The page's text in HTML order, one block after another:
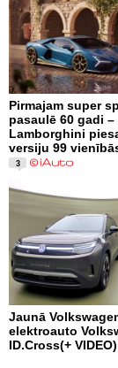
Pirmajam super
pasaulē 60 gadi –
Lamborghini
versiju 99
3
Jaunā
elektroauto
ID.Cross(+ VIDEO)